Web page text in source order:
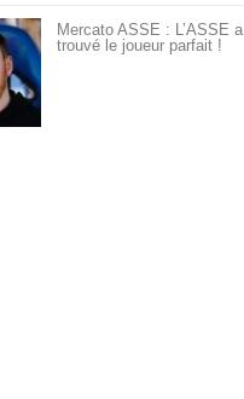
Mercato ASSE : L’ASSE a
trouvé le joueur parfait !